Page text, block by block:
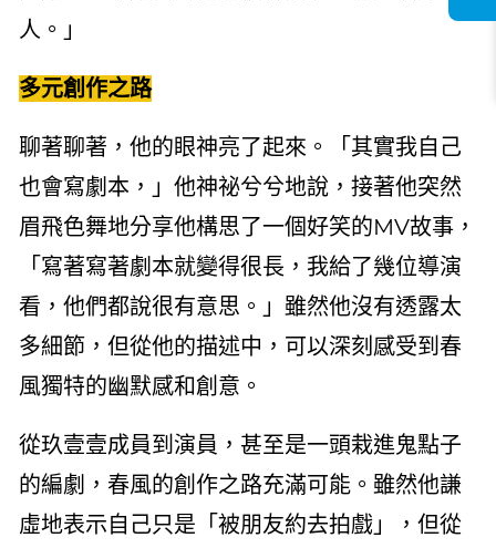
人。」
多元創作之路
聊著聊著，他的眼神亮了起來。「其實我自己
也會寫劇本，」他神祕兮兮地說，接著他突然
眉飛色舞地分享他構思了一個好笑的MV故事，
「寫著寫著劇本就變得很長，我給了幾位導演
看，他們都說很有意思。」雖然他沒有透露太
多細節，但從他的描述中，可以深刻感受到春
風獨特的幽默感和創意。
從玖壹壹成員到演員，甚至是一頭栽進鬼點子
的編劇，春風的創作之路充滿可能。雖然他謙
虛地表示自己只是「被朋友約去拍戲」，但從